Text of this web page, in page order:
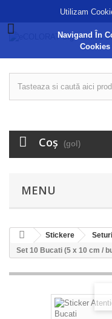
Coş (gol)
MENU
Stickere Seturi
Set 10 Bucati (5 x 10 cm /
Utilizam
Navigand În